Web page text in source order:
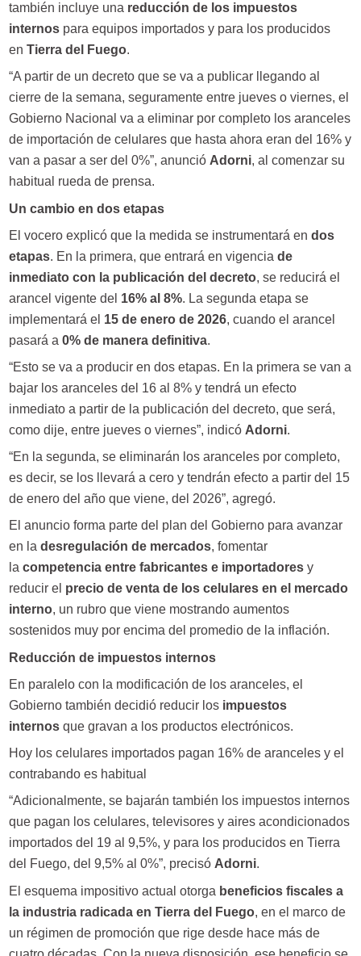
también incluye una reducción de los impuestos
internospara equipos importados y para los producidos
en Tierra del Fuego.
“A partir de un decreto que se va a publicar llegando al
cierre de la semana, seguramente entre jueves o viernes, el
Gobierno Nacional va a eliminar por completo los aranceles
de importación de celulares que hasta ahora eran del 16% y
van a pasar a ser del 0%”, anunció Adorni, al comenzar su
habitual rueda de prensa.
Un cambio en dos etapas
El vocero explicó que la medida se instrumentará en dos
etapas. En la primera, que entrará en vigencia de
inmediato con la publicación del decreto, se reducirá el
arancel vigente del 16% al 8%. La segunda etapa se
implementará el 15 de enero de 2026, cuando el arancel
pasará a 0% de manera definitiva.
“Esto se va a producir en dos etapas. En la primera se van a
bajar los aranceles del 16 al 8% y tendrá un efecto
inmediato a partir de la publicación del decreto, que será,
como dije, entre jueves o viernes”, indicó Adorni.
“En la segunda, se eliminarán los aranceles por completo,
es decir, se los llevará a cero y tendrán efecto a partir del 15
de enero del año que viene, del 2026”, agregó.
El anuncio forma parte del plan del Gobierno para avanzar
en la desregulación de mercados, fomentar
la competencia entre fabricantes e importadoresy
reducir el precio de venta de los celulares en el mercado
interno, un rubro que viene mostrando aumentos
sostenidos muy por encima del promedio de la inflación.
Reducción de impuestos internos
En paralelo con la modificación de los aranceles, el
Gobierno también decidió reducir los impuestos
internosque gravan a los productos electrónicos.
Hoy los celulares importados pagan 16% de aranceles y el
contrabando es habitual
“Adicionalmente, se bajarán también los impuestos internos
que pagan los celulares, televisores y aires acondicionados
importados del 19 al 9,5%, y para los producidos en Tierra
del Fuego, del 9,5% al 0%”, precisó Adorni.
El esquema impositivo actual otorga beneficios fiscales a
la industria radicada en Tierra del Fuego, en el marco de
un régimen de promoción que rige desde hace más de